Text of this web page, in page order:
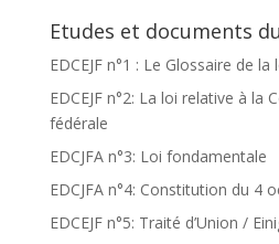
Etudes et documents du
EDCEJF n°1 : Le Glossaire de
EDCEJF n°2: La loi relative à la
fédérale
EDCJFA n°3: Loi fondamentale
EDCJFA n°4: Constitution du 4
EDCEJF n°5: Traité d’Union /